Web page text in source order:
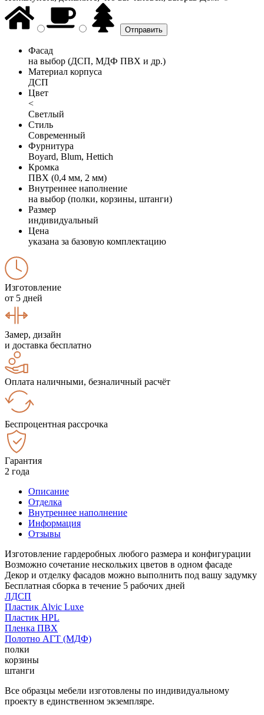
Фасад
на выбор (ДСП, МДФ ПВХ и др.)
Материал корпуса
ДСП
Цвет
<
Светлый
Стиль
Современный
Фурнитура
Boyard, Blum, Hettich
Кромка
ПВХ (0,4 мм, 2 мм)
Внутреннее наполнение
на выбор (полки, корзины, штанги)
Размер
индивидуальный
Цена
указана за базовую комплектацию
Изготовление
от 5 дней
Замер, дизайн
и доставка бесплатно
Оплата наличными, безналичный расчёт
Беспроцентная рассрочка
Гарантия
2 года
Описание
Отделка
Внутреннее наполнение
Информация
Отзывы
Изготовление гардеробных любого размера и конфигурации
Возможно сочетание нескольких цветов в одном фасаде
Декор и отделку фасадов можно выполнить под вашу задумку
Бесплатная сборка в течение 5 рабочих дней
ЛДСП
Пластик Alvic Luxe
Пластик HPL
Пленка ПВХ
Полотно АГТ (МДФ)
полки
корзины
штанги
Все образцы мебели изготовлены по индивидуальному
проекту в единственном экземпляре.